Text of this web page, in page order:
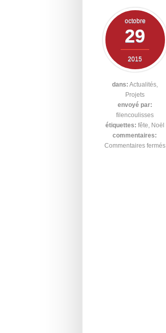
octobre
29
2015
dans: Actualités,
Projets
envoyé par:
filencoulisses
étiquettes: fête, Noël
commentaires:
Commentaires fermés